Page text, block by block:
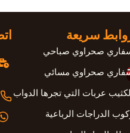
سريعة
صحراوي صباحي
صحراوي مسائي
عربات التي تجرها الدواب
الدراجات الرباعية